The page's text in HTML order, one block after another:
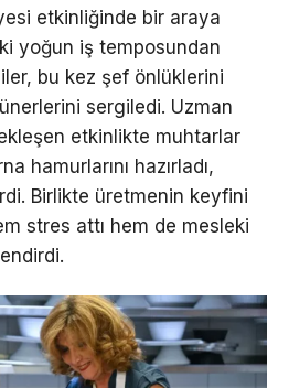
etkinliğinde bir araya
yoğun iş temposundan
bu kez şef önlüklerini
sergiledi. Uzman
etkinlikte muhtarlar
hamurlarını hazırladı,
Birlikte üretmenin keyfini
stres attı hem de mesleki